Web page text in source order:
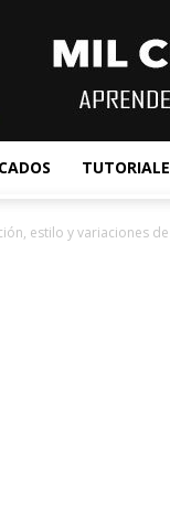
estilo y variaciones